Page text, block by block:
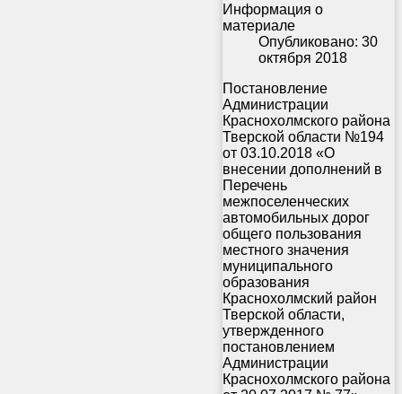
Информация о
материале
Опубликовано: 30
октября 2018
Постановление
Администрации
Краснохолмского района
Тверской области №194
от 03.10.2018 «О
внесении дополнений в
Перечень
межпоселенческих
автомобильных дорог
общего пользования
местного значения
муниципального
образования
Краснохолмский район
Тверской области,
утвержденного
постановлением
Администрации
Краснохолмского района